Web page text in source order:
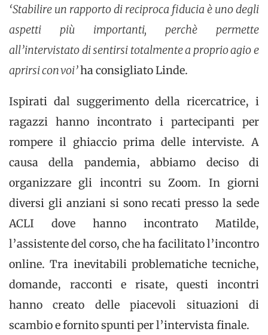
‘Stabilire un rapporto di reciproca fiducia è uno degli
aspetti più importanti, perchè permette
all’intervistato di sentirsi totalmente a proprio agio e
aprirsi con voi’ha consigliato Linde.
Ispirati dal suggerimento della ricercatrice, i
ragazzi hanno incontrato i partecipanti per
rompere il ghiaccio prima delle interviste. A
causa della pandemia, abbiamo deciso di
organizzare gli incontri su Zoom. In giorni
diversi gli anziani si sono recati presso la sede
ACLI dove hanno incontrato Matilde,
l’assistente del corso, che ha facilitato l’incontro
online. Tra inevitabili problematiche tecniche,
domande, racconti e risate, questi incontri
hanno creato delle piacevoli situazioni di
scambio e fornito spunti per l’intervista finale.